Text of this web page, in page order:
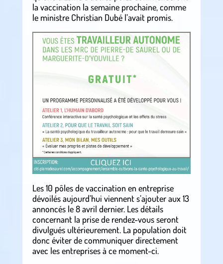
la vaccination la semaine prochaine, comme
le ministre Christian Dubé l’avait promis.
Les 10 pôles de vaccination en entreprise
dévoilés aujourd’hui viennent s’ajouter aux 13
annoncés le 8 avril dernier. Les détails
concernant la prise de rendez-vous seront
divulgués ultérieurement. La population doit
donc éviter de communiquer directement
avec les entreprises à ce moment-ci.